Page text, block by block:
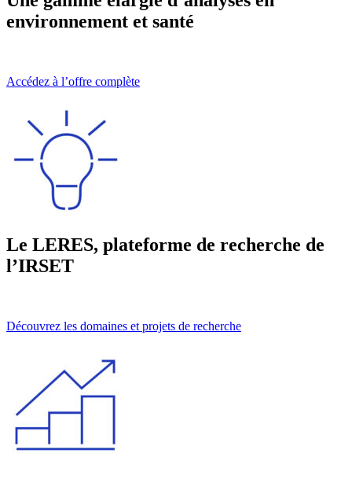
environnement et santé
Accédez à l’offre complète
Le LERES, plateforme de recherche de
l’IRSET
Découvrez les domaines et projets de recherche